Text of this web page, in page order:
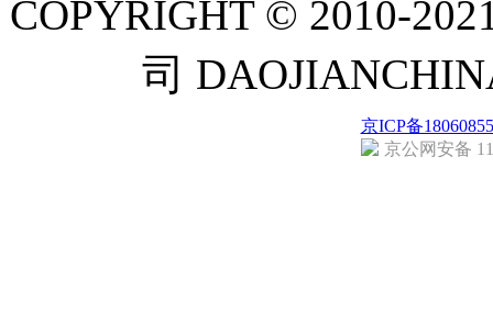
COPYRIGHT © 2010-
司
京ICP备
京公网安备